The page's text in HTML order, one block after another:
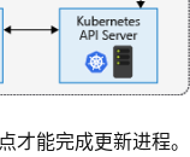
才能完成更新进程。